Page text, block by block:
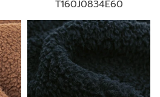
T160J0834E60